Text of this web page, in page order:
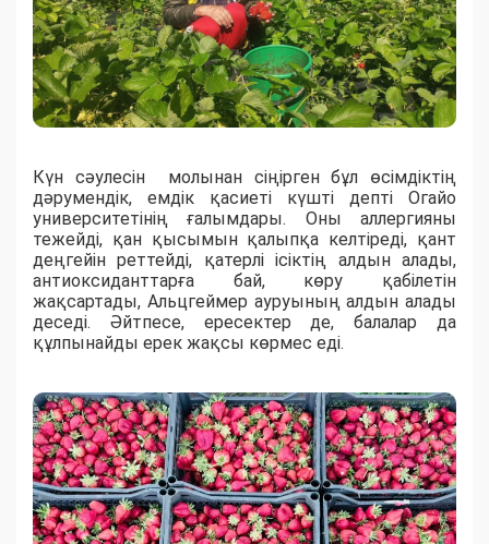
Күн сәулесін молынан сіңірген бұл өсімдіктің
дәрумендік, емдік қасиеті күшті депті Огайо
университетінің ғалымдары. Оны аллергияны
тежейді, қан қысымын қалыпқа келтіреді, қант
деңгейін реттейді, қатерлі ісіктің алдын алады,
антиоксиданттарға бай, көру қабілетін
жақсартады, Альцгеймер ауруының алдын алады
деседі. Әйтпесе, ересектер де, балалар да
құлпынайды ерек жақсы көрмес еді.